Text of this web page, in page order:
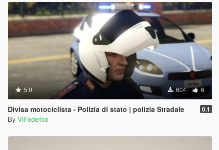
5.0 604 6
Divisa motociclista - Polizia di stato | polizia Stradale 0.1
By VIFederico